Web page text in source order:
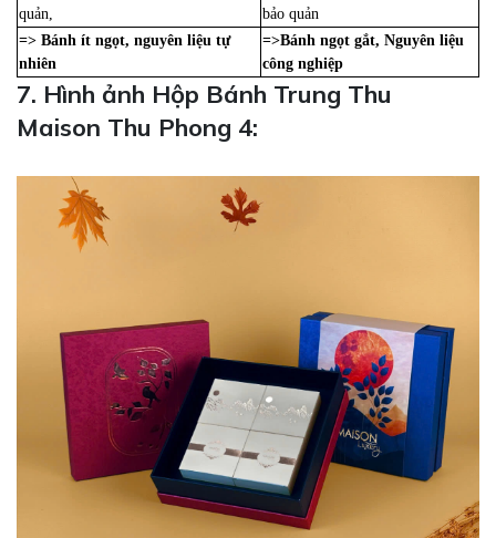
quản,
bảo quản
=> Bánh ít ngọt, nguyên liệu tự
nhiên
=>Bánh ngọt gắt, Nguyên liệu
công nghiệp
7. Hình ảnh Hộp Bánh Trung Thu
Maison Thu Phong 4: